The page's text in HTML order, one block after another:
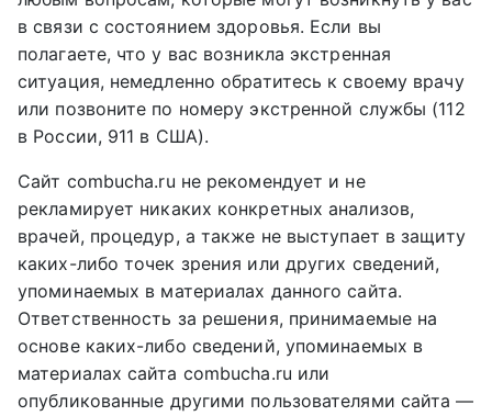
в связи с состоянием здоровья. Если вы
полагаете, что у вас возникла экстренная
ситуация, немедленно обратитесь к своему врачу
или позвоните по номеру экстренной службы (112
в России, 911 в США).
Сайт combucha.ru не рекомендует и не
рекламирует никаких конкретных анализов,
врачей, процедур, а также не выступает в защиту
каких-либо точек зрения или других сведений,
упоминаемых в материалах данного сайта.
Ответственность за решения, принимаемые на
основе каких-либо сведений, упоминаемых в
материалах сайта combucha.ru или
опубликованные другими пользователями сайта —